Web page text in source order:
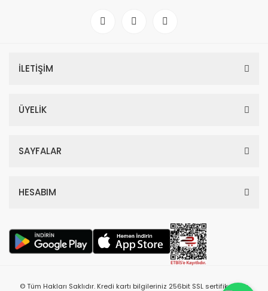
İLETİŞİM
ÜYELİK
SAYFALAR
HESABIM
© Tüm Hakları Saklıdır. Kredi kartı bilgileriniz 256bit SSL sertifikası ile